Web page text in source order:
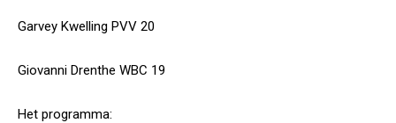
Garvey Kwelling PVV 20
Giovanni Drenthe WBC 19
Het programma: